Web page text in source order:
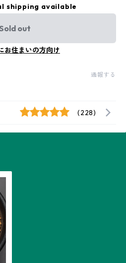
shipping available
out
お住まいの方向け
通報する
(228)